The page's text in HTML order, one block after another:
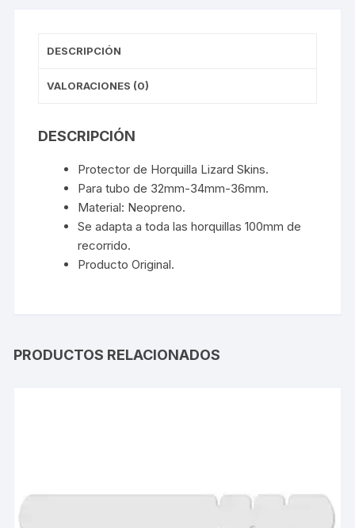
DESCRIPCIÓN
VALORACIONES (0)
DESCRIPCIÓN
Protector de Horquilla Lizard Skins.
Para tubo de 32mm-34mm-36mm.
Material: Neopreno.
Se adapta a toda las horquillas 100mm de
recorrido.
Producto Original.
PRODUCTOS RELACIONADOS